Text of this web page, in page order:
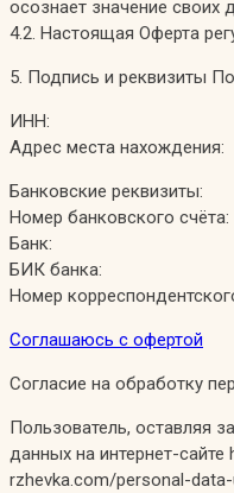
осознает значение своих
4.2. Настоящая Оферта
5. Подпись и реквизиты
ИНН:
Адрес места нахождения:
Банковские реквизиты:
Номер банковского счёта:
Банк:
БИК банка:
Номер
Соглашаюсь с офертой
Согласие на обработку
Пользователь, оставляя
данных на интернет-
rzhevka.com/personal-